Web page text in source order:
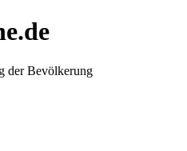
der Bevölkerung